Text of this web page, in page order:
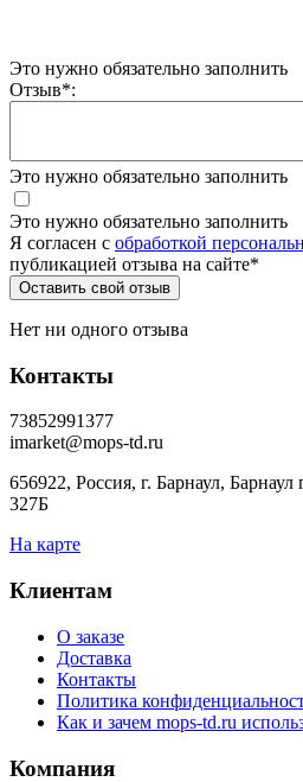
Это нужно обязательно заполнить
Отзыв*:
Это нужно обязательно заполнить
Это нужно обязательно заполнить
Я согласен c обработкой
публикацией отзыва на сайте*
Нет ни одного отзыва
Контакты
73852991377
imarket@mops-td.ru
656922, Россия, г. Барнаул, Барнаул
327Б
На карте
Клиентам
О заказе
Доставка
Контакты
Политика
Как и зачем mops-td.ru
Компания